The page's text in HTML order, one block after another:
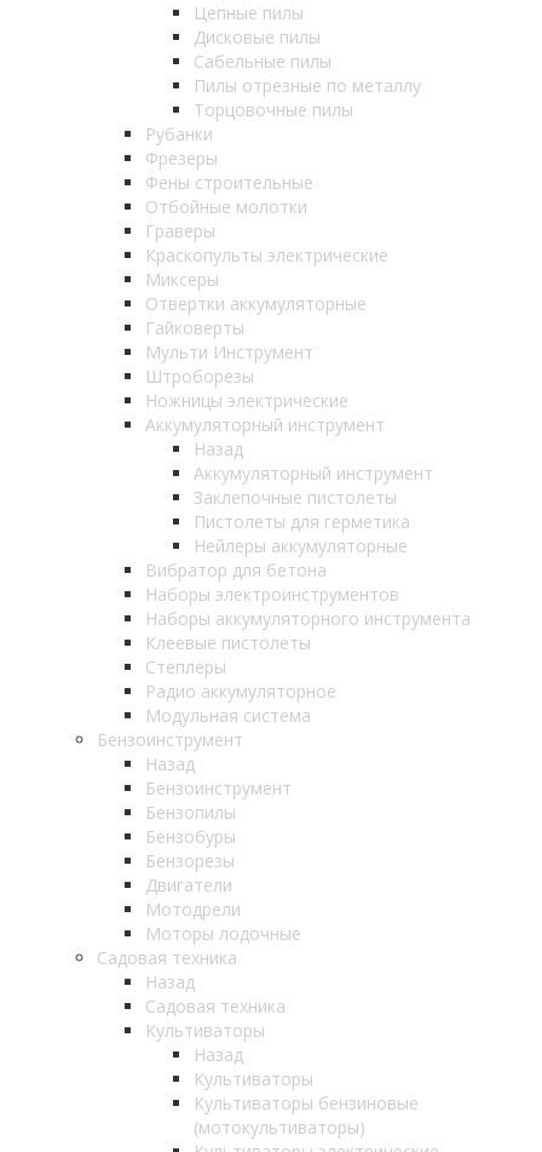
Цепные пилы
Дисковые пилы
Сабельные пилы
Пилы отрезные по металлу
Торцовочные пилы
Рубанки
Фрезеры
Фены строительные
Отбойные молотки
Граверы
Краскопульты электрические
Миксеры
Отвертки аккумуляторные
Гайковерты
Мульти Инструмент
Штроборезы
Ножницы электрические
Аккумуляторный инструмент
Назад
Аккумуляторный инструмент
Заклепочные пистолеты
Пистолеты для герметика
Нейлеры аккумуляторные
Вибратор для бетона
Наборы электроинструментов
Наборы аккумуляторного инструмента
Клеевые пистолеты
Степлеры
Радио аккумуляторное
Модульная система
Бензоинструмент
Назад
Бензоинструмент
Бензопилы
Бензобуры
Бензорезы
Двигатели
Мотодрели
Моторы лодочные
Садовая техника
Назад
Садовая техника
Культиваторы
Назад
Культиваторы
Культиваторы бензиновые
(мотокультиваторы)